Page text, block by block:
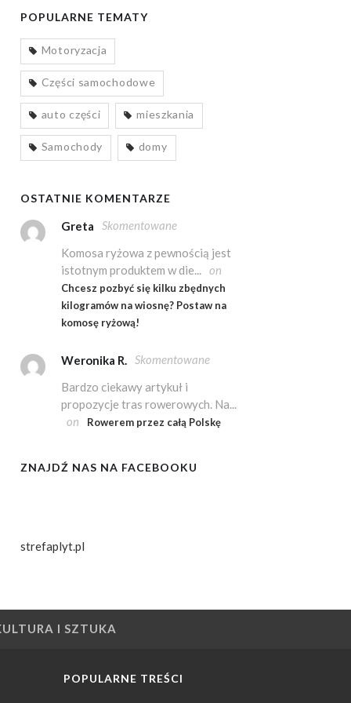
POPULARNE TEMATY
Motoryzacja
Części samochodowe
auto części mieszkania
Samochody domy
OSTATNIE KOMENTARZE
Greta
Skomentowane
Komosa ryżowa z pewnością jest
istotnym produktem w die... on
Chcesz pozbyć się kilku zbędnych
kilogramów na wiosnę? Postaw na
komosę ryżową!
Weronika R. Skomentowane
Bardzo ciekawy artykuł i
propozycje tras rowerowych. Na...
on
Rowerem przez całą Polskę
ZNAJDŹ NAS NA FACEBOOKU
strefaplyt.pl
I SZTUKA
POPULARNE TREŚCI